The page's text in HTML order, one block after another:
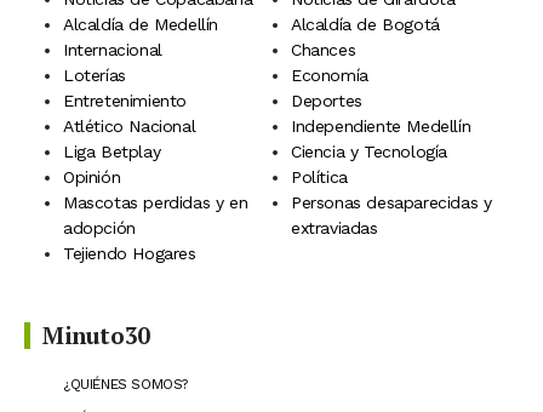
Alcaldía de Medellín
Alcaldía de Bogotá
Internacional
Chances
Loterías
Economía
Entretenimiento
Deportes
Atlético Nacional
Independiente Medellín
Liga Betplay
Ciencia y Tecnología
Opinión
Política
Mascotas perdidas y en
adopción
Personas desaparecidas y
extraviadas
Tejiendo Hogares
Minuto30
¿QUIÉNES SOMOS?